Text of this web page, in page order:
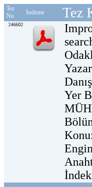
Tez
No
İndirme Tez
246602
Yer